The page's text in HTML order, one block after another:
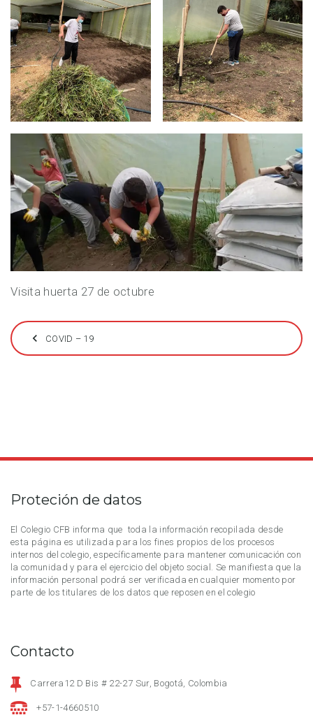
Visita huerta 27 de octubre
Navegación
COVID – 19
Proteción de datos
El Colegio CFB informa que toda la información recopilada desde
esta página es utilizada para los fines propios de los procesos
internos del colegio, específicamente para mantener comunicación con
la comunidad y para el ejercicio del objeto social. Se manifiesta que la
información personal podrá ser verificada en cualquier momento por
parte de los titulares de los datos que reposen en el colegio
Contacto
Carrera12 D Bis # 22-27 Sur, Bogotá, Colombia
+57-1-4660510